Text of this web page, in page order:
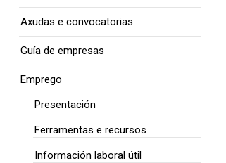
Axudas e convocatorias
Guía de empresas
Emprego
Presentación
Ferramentas e recursos
Información laboral útil